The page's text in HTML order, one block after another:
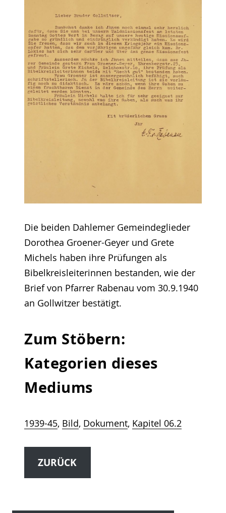
Die beiden Dahlemer Gemeindeglieder
Dorothea Groener-Geyer und Grete
Michels haben ihre Prüfungen als
Bibelkreisleiterinnen bestanden, wie der
Brief von Pfarrer Rabenau vom 30.9.1940
an Gollwitzer bestätigt.
Zum Stöbern:
Kategorien dieses
Mediums
1939-45, Bild, Dokument, Kapitel 06.2
ZURÜCK